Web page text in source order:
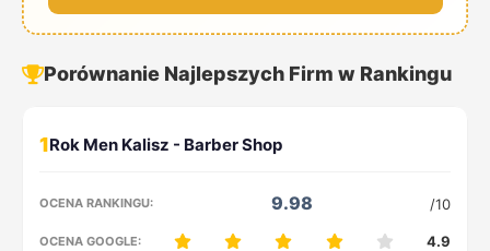
Porównanie Najlepszych Firm w Rankingu
1
9.98 /10
4.9